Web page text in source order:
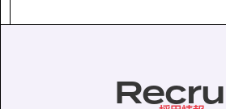
このサイトの使い方